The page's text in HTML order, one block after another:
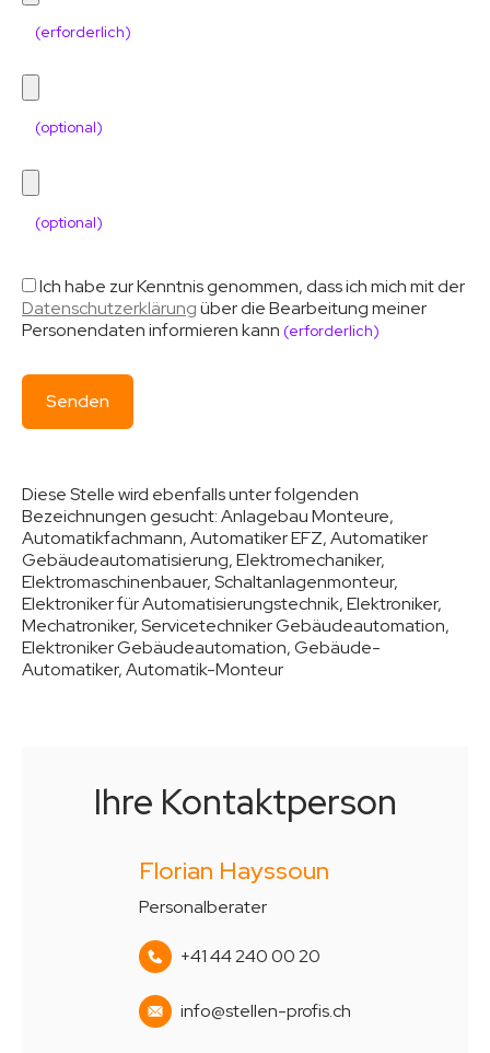
(erforderlich)
(optional)
(optional)
Ich habe zur Kenntnis genommen, dass ich mich mit der
Datenschutzerklärungüber die Bearbeitung meiner
Personendaten informieren kann (erforderlich)
Diese Stelle wird ebenfalls unter folgenden
Bezeichnungen gesucht:Anlagebau Monteure,
Automatikfachmann, Automatiker EFZ, Automatiker
Gebäudeautomatisierung, Elektromechaniker,
Elektromaschinenbauer, Schaltanlagenmonteur,
Elektroniker für Automatisierungstechnik, Elektroniker,
Mechatroniker, Servicetechniker Gebäudeautomation,
Elektroniker Gebäudeautomation, Gebäude-
Automatiker, Automatik-Monteur
Ihre Kontaktperson
Florian Hayssoun
Personalberater
+41 44 240 00 20
info@stellen-profis.ch